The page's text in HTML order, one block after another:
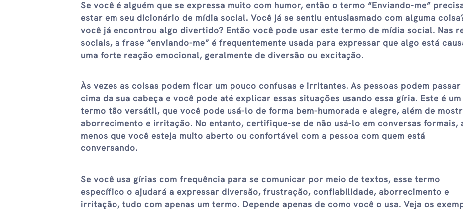
Se você é alguém que se expressa muito com humor, então o termo “Enviando-me”
estar em seu dicionário de mídia social. Você já se sentiu entusiasmado com alguma
você já encontrou algo divertido? Então você pode usar este termo de mídia social. Nas
sociais, a frase “enviando-me” é frequentemente usada para expressar que algo está
uma forte reação emocional, geralmente de diversão ou excitação.
Às vezes as coisas podem ficar um pouco confusas e irritantes. As pessoas podem
cima da sua cabeça e você pode até explicar essas situações usando essa gíria. Este é um
termo tão versátil, que você pode usá-lo de forma bem-humorada e alegre, além de
aborrecimento e irritação. No entanto, certifique-se de não usá-lo em conversas formais,
menos que você esteja muito aberto ou confortável com a pessoa com quem está
conversando.
Se você usa gírias com frequência para se comunicar por meio de textos, esse termo
específico o ajudará a expressar diversão, frustração, confiabilidade, aborrecimento e
irritação, tudo com apenas um termo. Depende apenas de como você o usa. Veja os